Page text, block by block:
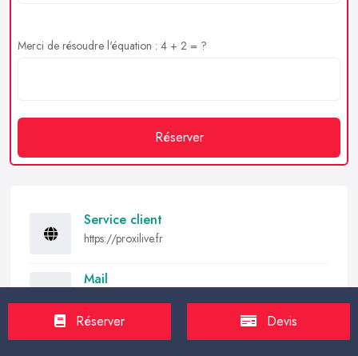
Merci de résoudre l'équation : 4 + 2 = ?
Réserver
Service client
https://proxilive.fr
Mail
Partager
Réserver Devis